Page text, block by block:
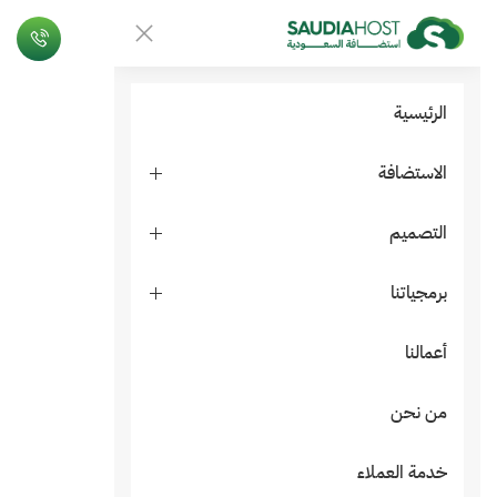
الرئيسية
الاستضافة
التصميم
برمجياتنا
أعمالنا
من نحن
خدمة العملاء